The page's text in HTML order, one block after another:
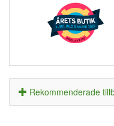
Rekommenderade